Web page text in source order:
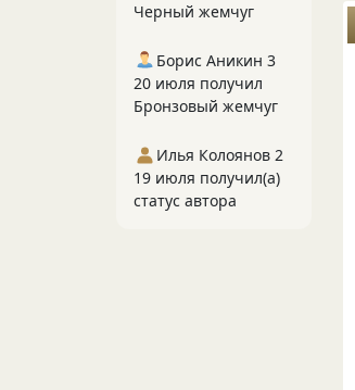
Черный жемчуг
Борис Аникин 3
20 июля получил
Бронзовый жемчуг
Илья Колоянов 2
19 июля получил(а)
статус автора